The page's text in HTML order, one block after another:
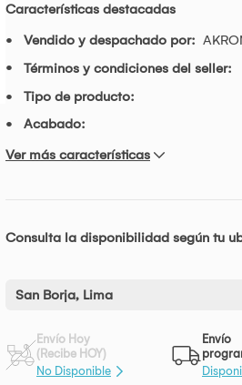
Características destacadas
Vendido y despachado por:
Términos y condiciones del seller:
Tipo de producto:
Acabado:
Ver más características
Consulta la disponibilidad según tu
San Borja, Lima
Envío Hoy
(Recibe HOY)
No Disponible
Envío